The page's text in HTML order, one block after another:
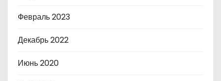
Февраль 2023
Декабрь 2022
Июнь 2020